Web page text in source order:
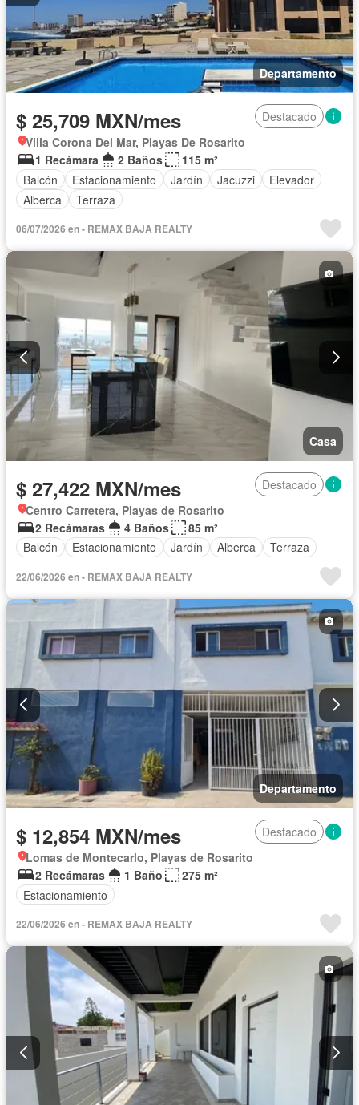
Departamento
$ 25,709 MXN/mes
Destacado
Villa Corona Del Mar, Playas De Rosarito
1 Recámara
2 Baños
115 m²
Balcón
Estacionamiento Jardín Jacuzzi
Elevador
Alberca
Terraza
06/07/2026 en - REMAX BAJA REALTY
Casa
$ 27,422 MXN/mes
Destacado
Centro Carretera, Playas de Rosarito
2 Recámaras
4 Baños
85 m²
Balcón
Estacionamiento Jardín Alberca Terraza
22/06/2026 en - REMAX BAJA REALTY
Departamento
$ 12,854 MXN/mes
Destacado
Lomas de Montecarlo, Playas de Rosarito
2 Recámaras
1 Baño
275 m²
Estacionamiento
22/06/2026 en - REMAX BAJA REALTY